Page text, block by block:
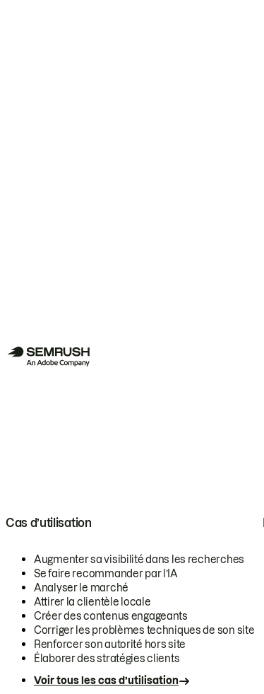
Cas d’utilisation
Augmenter sa visibilité dans les recherches
Se faire recommander par l’IA
Analyser le marché
Attirer la clientèle locale
Créer des contenus engageants
Corriger les problèmes techniques de son site
Renforcer son autorité hors site
Élaborer des stratégies clients
Voir tous les cas d’utilisation